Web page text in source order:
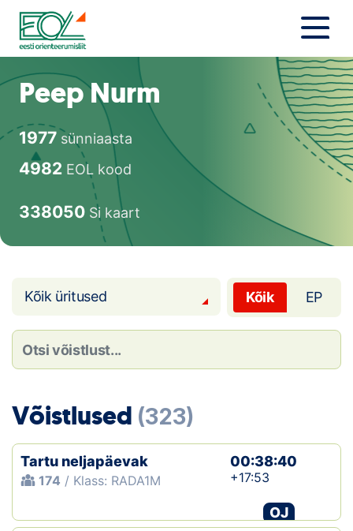
Liigu
sisu
juurde
Uudised
Orienteerujale
Eesti Orienteerumine 100!
Toetamine
Loha
Galerii
Peep Nurm
1977 sünniaasta
4982 EOL kood
338050 Si kaart
Kõik üritused Kõik EP
Võistlused (323)
Tartu neljapäevak
174 / Klass: RADA1M
00:38:40
+17:53
OJ